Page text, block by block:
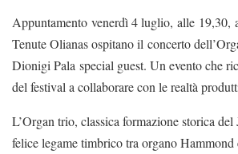
Appuntamento venerdì 4 luglio, alle 19,30,
Tenute Olianas ospitano il concerto
Dionigi Pala special guest. Un evento che
del festival a collaborare con le realtà
L’Organ trio, classica formazione storica del
felice legame timbrico tra organo Hammond